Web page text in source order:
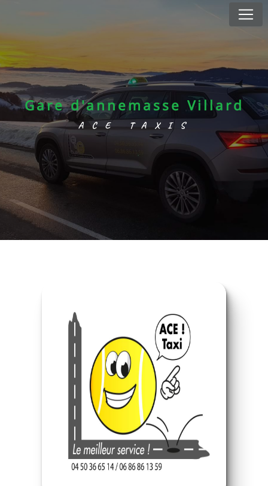
Gare d'annemasse Villard
ACE TAXIS